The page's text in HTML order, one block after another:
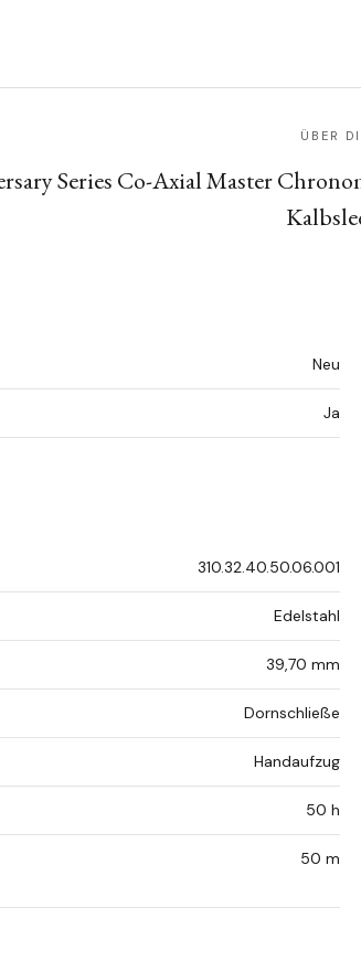
ÜBER
Series Co-Axial Master
Neu
Ja
310.32.40.50.06.001
Edelstahl
39,70 mm
Dornschließe
Handaufzug
50 h
50 m